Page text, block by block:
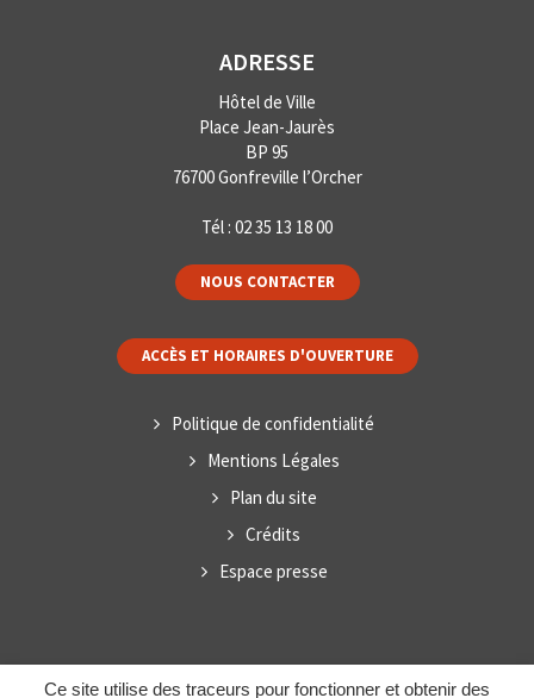
Ce site utilise des traceurs pour fonctionner et obtenir des
ADRESSE
Hôtel de Ville
Place Jean-Jaurès
BP 95
76700 Gonfreville l’Orcher
Tél : 02 35 13 18 00
NOUS CONTACTER
ACCÈS ET HORAIRES D'OUVERTURE
Politique de confidentialité
Mentions Légales
Plan du site
Crédits
Espace presse